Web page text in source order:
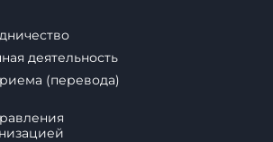
деятельность
(перевода)